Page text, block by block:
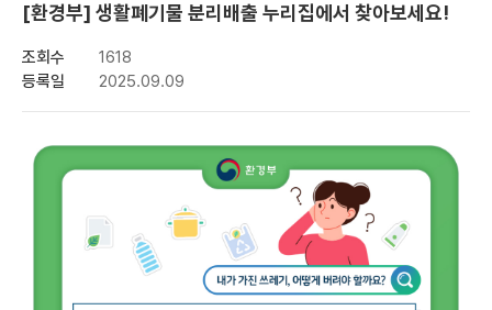
[환경부] 생활폐기물 분리배출 누리집에서 찾아보세요!
조회수
1618
등록일
2025.09.09